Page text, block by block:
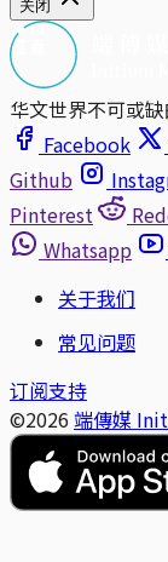
关闭
华文世界不可或
Facebook
Github
Pinterest
Whatsapp
关于我们
常见问题
订阅支持
©2026 端傳媒